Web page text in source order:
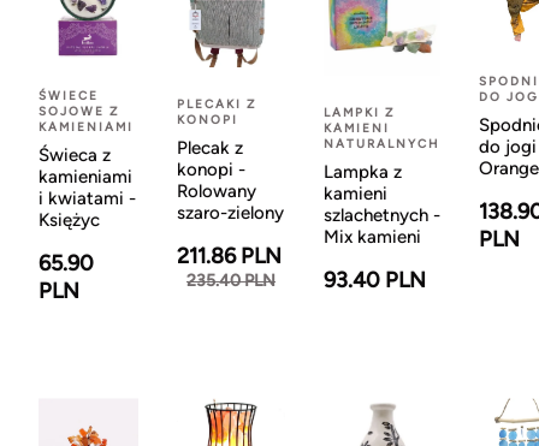
ŚWIECE
SOJOWE Z
KAMIENIAMI
Świeca z
kamieniami
i kwiatami -
Księżyc
65.90
PLN
PLECAKI Z
KONOPI
Plecak z
konopi -
Rolowany
szaro-zielony
211.86 PLN
235.40 PLN
LAMPKI Z
KAMIENI
NATURALNYCH
Lampka z
kamieni
szlachetnych -
Mix kamieni
93.40 PLN
DO
do
Orange
PLN